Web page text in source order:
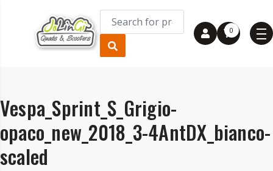
0
Vespa_Sprint_S_Grigio-
opaco_new_2018_3-4AntDX_bianco-
scaled